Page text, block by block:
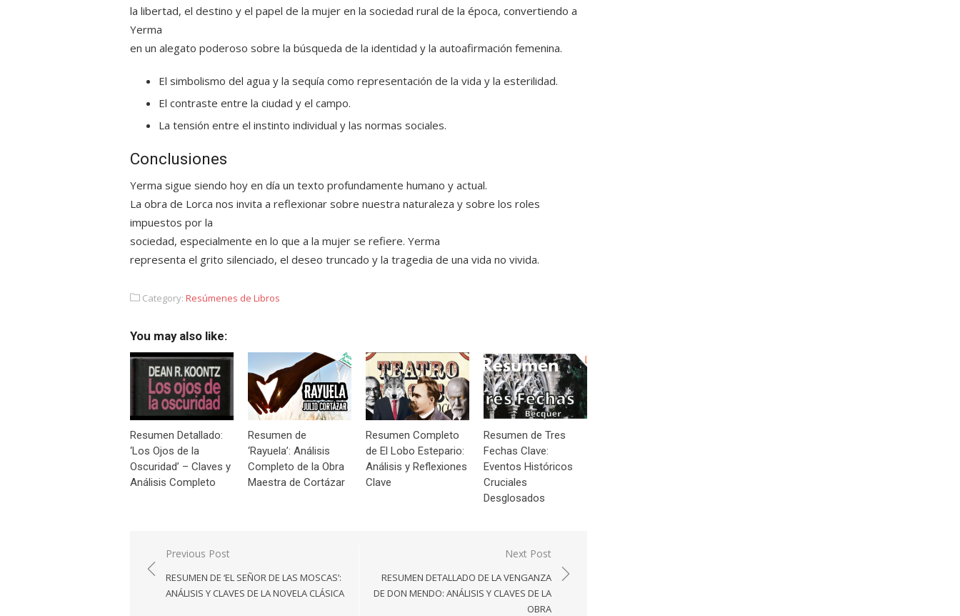
la libertad, el destino y el papel de la mujer en la sociedad rural de la época, convertiendo a
Yerma
en un alegato poderoso sobre la búsqueda de la identidad y la autoafirmación femenina.
El simbolismo del agua y la sequía como representación de la vida y la esterilidad.
El contraste entre la ciudad y el campo.
La tensión entre el instinto individual y las normas sociales.
Conclusiones
Yerma sigue siendo hoy en día un texto profundamente humano y actual.
La obra de Lorca nos invita a reflexionar sobre nuestra naturaleza y sobre los roles
impuestos por la
sociedad, especialmente en lo que a la mujer se refiere. Yerma
representa el grito silenciado, el deseo truncado y la tragedia de una vida no vivida.
Category: Resúmenes de Libros
You may also like:
Resumen Detallado:
‘Los Ojos de la
Oscuridad’ – Claves y
Análisis Completo
Resumen de
‘Rayuela’: Análisis
Completo de la Obra
Maestra de Cortázar
Resumen Completo
de El Lobo Estepario:
Análisis y Reflexiones
Clave
Resumen de Tres
Fechas Clave:
Eventos Históricos
Cruciales
Desglosados
Navegación
de
entradas
Previous Post
RESUMEN DE ‘EL SEÑOR DE LAS MOSCAS’:
ANÁLISIS Y CLAVES DE LA NOVELA CLÁSICA
Next Post
RESUMEN DETALLADO DE LA VENGANZA
DE DON MENDO: ANÁLISIS Y CLAVES DE LA
OBRA